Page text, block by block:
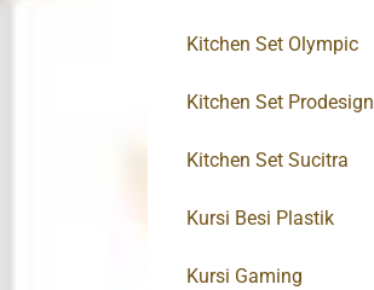
Kitchen Set Olympic
Kitchen Set Prodesign
Kitchen Set Sucitra
Kursi Besi Plastik
Kursi Gaming